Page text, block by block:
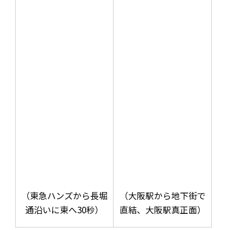
（東急ハンズから長堀
通沿いに東へ30秒）
（大阪駅から地下街で
直結、大阪駅真正面）